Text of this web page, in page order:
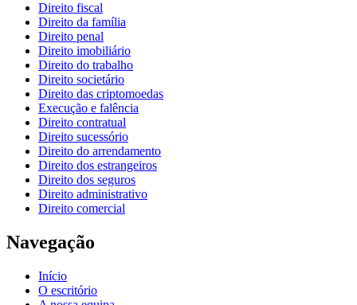
Direito fiscal
Direito da família
Direito penal
Direito imobiliário
Direito do trabalho
Direito societário
Direito das criptomoedas
Execução e falência
Direito contratual
Direito sucessório
Direito do arrendamento
Direito dos estrangeiros
Direito dos seguros
Direito administrativo
Direito comercial
Navegação
Início
O escritório